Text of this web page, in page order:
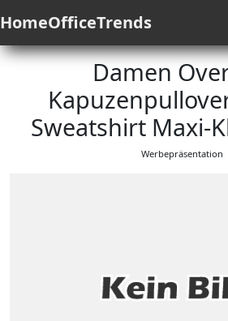
HomeOfficeTrends
Damen
Sweatshirt Maxi-
Werbepräsentation